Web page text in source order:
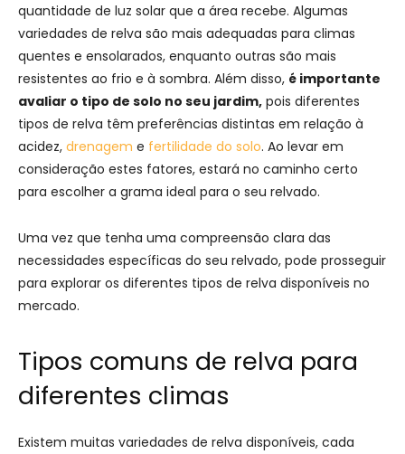
quantidade de luz solar que a área recebe. Algumas
variedades de relva são mais adequadas para climas
quentes e ensolarados, enquanto outras são mais
resistentes ao frio e à sombra. Além disso, é importante
avaliar o tipo de solo no seu jardim, pois diferentes
tipos de relva têm preferências distintas em relação à
acidez, drenagem e fertilidade do solo. Ao levar em
consideração estes fatores, estará no caminho certo
para escolher a grama ideal para o seu relvado.
Uma vez que tenha uma compreensão clara das
necessidades específicas do seu relvado, pode prosseguir
para explorar os diferentes tipos de relva disponíveis no
mercado.
Tipos comuns de relva para
diferentes climas
Existem muitas variedades de relva disponíveis, cada